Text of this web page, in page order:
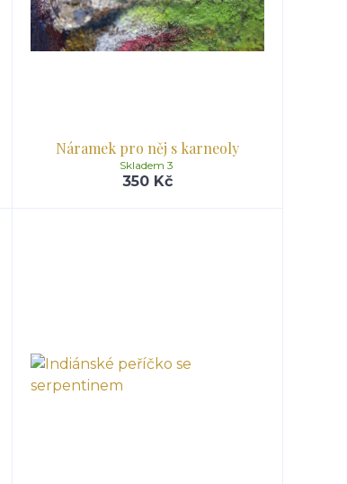
Náramek pro něj s karneoly
350 Kč
Skladem 3